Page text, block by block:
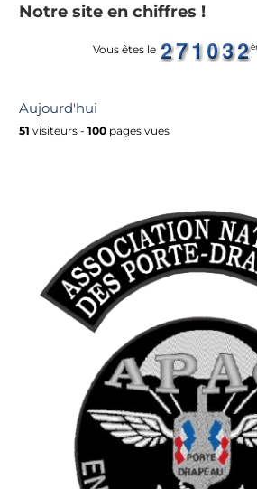
Notre site en chiffres !
Vous êtes le
Aujourd'hui
51 visiteurs - 100 pages vues